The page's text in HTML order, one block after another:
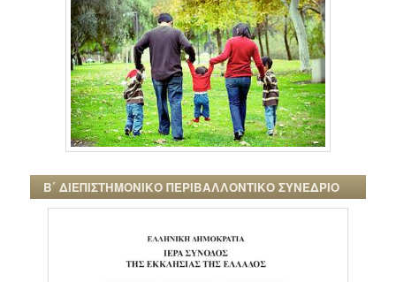
Β΄ ΔΙΕΠΙΣΤΗΜΟΝΙΚΟ ΠΕΡΙΒΑΛΛΟΝΤΙΚΟ ΣΥΝΕΔΡΙΟ